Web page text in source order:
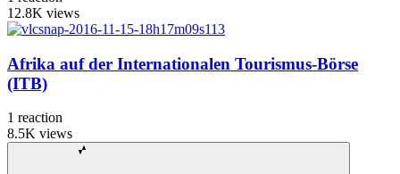
12.8K views
Afrika auf der Internationalen Tourismus-Börse
(ITB)
1 reaction
8.5K views